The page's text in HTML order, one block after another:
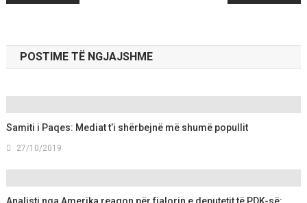
navigation
POSTIME TË NGJAJSHME
Samiti i Paqes: Mediat t’i shërbejnë më shumë popullit
27/10/2019